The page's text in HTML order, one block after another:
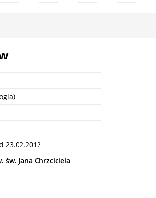
23.02.2012
św. Jana Chrzciciela